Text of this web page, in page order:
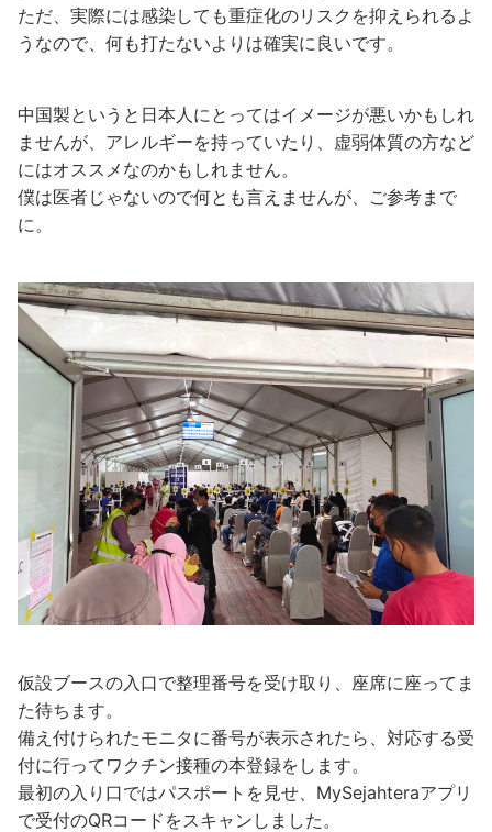
ただ、実際には感染しても重症化のリスクを抑えられるよ
うなので、何も打たないよりは確実に良いです。
中国製というと日本人にとってはイメージが悪いかもしれ
ませんが、アレルギーを持っていたり、虚弱体質の方など
にはオススメなのかもしれません。
僕は医者じゃないので何とも言えませんが、ご参考まで
に。
仮設ブースの入口で整理番号を受け取り、座席に座ってま
た待ちます。
備え付けられたモニタに番号が表示されたら、対応する受
付に行ってワクチン接種の本登録をします。
最初の入り口ではパスポートを見せ、MySejahteraアプリ
で受付のQRコードをスキャンしました。